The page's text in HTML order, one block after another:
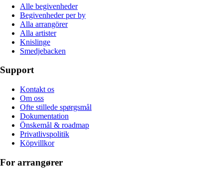
Alle begivenheder
Begivenheder per by
Alla arrangörer
Alla artister
Knislinge
Smedjebacken
Support
Kontakt os
Om oss
Ofte stillede spørgsmål
Dokumentation
Önskemål & roadmap
Privatlivspolitik
Köpvillkor
For arrangører